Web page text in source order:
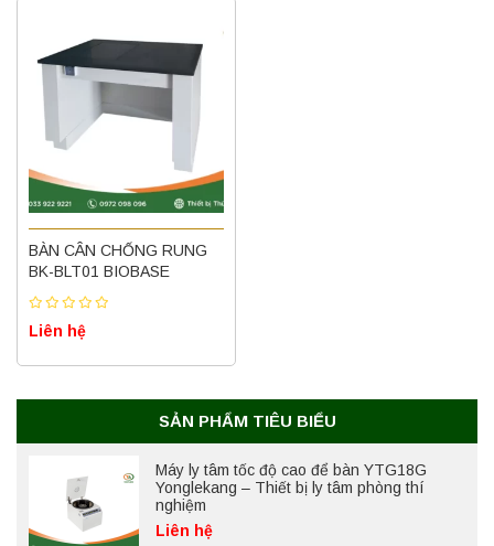
BÀN CÂN CHỐNG RUNG
BK-BLT01 BIOBASE
Liên hệ
SẢN PHẨM TIÊU BIỂU
Máy ly tâm tốc độ thấp để bàn YKL02A
Yonglekang – Máy ly tâm phòng thí nghiệm
Liên hệ
Máy ly tâm tốc độ cao để bàn YTG18G
Yonglekang – Thiết bị ly tâm phòng thí
nghiệm
Liên hệ